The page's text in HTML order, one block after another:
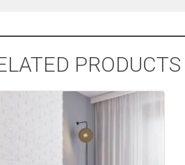
PRODUCTS